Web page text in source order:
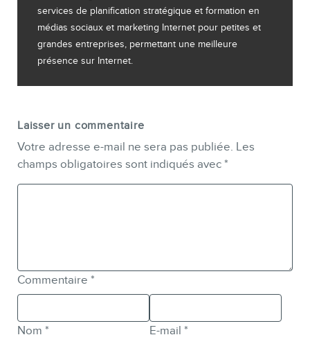
services de planification stratégique et formation en
médias sociaux et marketing Internet pour petites et
grandes entreprises, permettant une meilleure
présence sur Internet.
Laisser un commentaire
Votre adresse e-mail ne sera pas publiée. Les
champs obligatoires sont indiqués avec *
Commentaire *
Nom * E-mail *